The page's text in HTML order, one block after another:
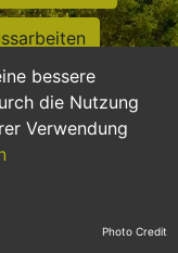
bessere
die Nutzung
Verwendung
Photo Credit